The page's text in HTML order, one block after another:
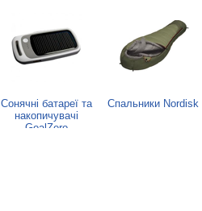
Сонячні батареї та
накопичувачі
GoalZero
Спальники Nordisk